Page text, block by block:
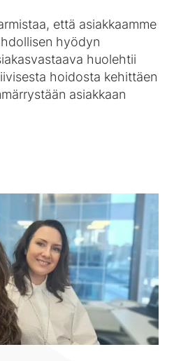
että asiakkaamme
hyödyn
huolehtii
hoidosta kehittäen
asiakkaan